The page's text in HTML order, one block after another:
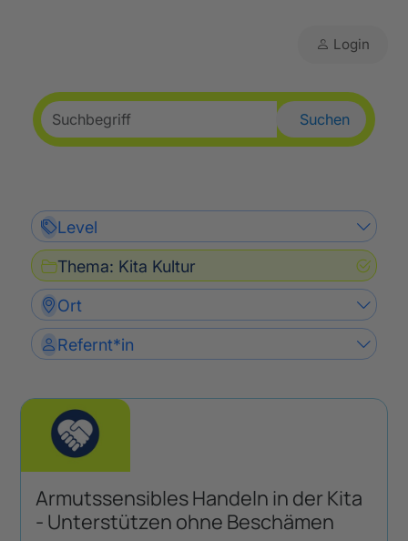
Suchen
Login
Level
Thema: Kita Kultur
Ort
Refernt*in
Armutssensibles Handeln in der Kita
- Unterstützen ohne Beschämen